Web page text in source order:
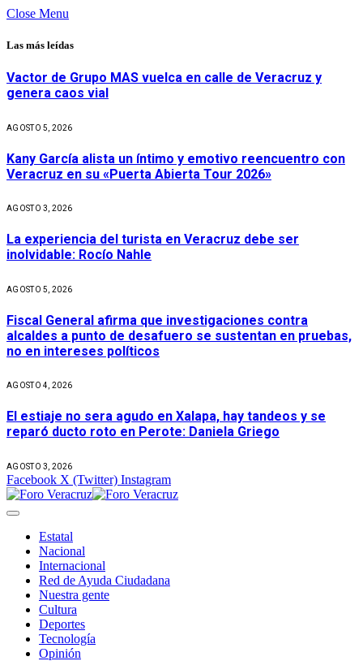
Close Menu
Las más leídas
Vactor de Grupo MAS vuelca en calle de Veracruz y
genera caos vial
AGOSTO 5, 2026
Kany García alista un íntimo y emotivo reencuentro con
Veracruz en su «Puerta Abierta Tour 2026»
AGOSTO 3, 2026
La experiencia del turista en Veracruz debe ser
inolvidable: Rocío Nahle
AGOSTO 5, 2026
Fiscal General afirma que investigaciones contra
alcaldes a punto de desafuero se sustentan en pruebas,
no en intereses políticos
AGOSTO 4, 2026
El estiaje no sera agudo en Xalapa, hay tandeos y se
reparó ducto roto en Perote: Daniela Griego
AGOSTO 3, 2026
Facebook X (Twitter) Instagram
Estatal
Nacional
Internacional
Red de Ayuda Ciudadana
Nuestra gente
Cultura
Deportes
Tecnología
Opinión